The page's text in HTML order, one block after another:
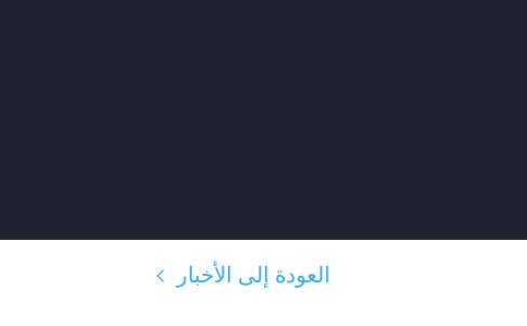
العودة إلى الأخبار